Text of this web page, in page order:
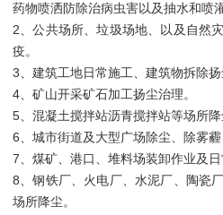
药物喷洒防除治病虫害以及抽水和喷灌
2、公共场所、垃圾场地、以及自然
疫。
3、建筑工地日常施工、建筑物拆除扬
4、矿山开采矿石加工扬尘治理。
5、混凝土搅拌站沥青搅拌站等场所降
6、城市街道及大型广场除尘、除雾霾
7、煤矿、港口、堆料场装卸作业及日
8、钢铁厂、火电厂、水泥厂、陶瓷
场所降尘。